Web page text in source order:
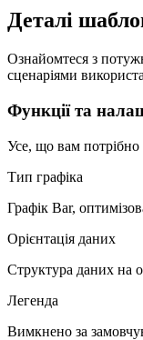
Деталі
Ознайомтеся з
сценаріями
Функції та
Усе, що вам потрібно
Тип графіка
Графік Bar,
Орієнтація даних
Структура даних на
Легенда
Вимкнено за